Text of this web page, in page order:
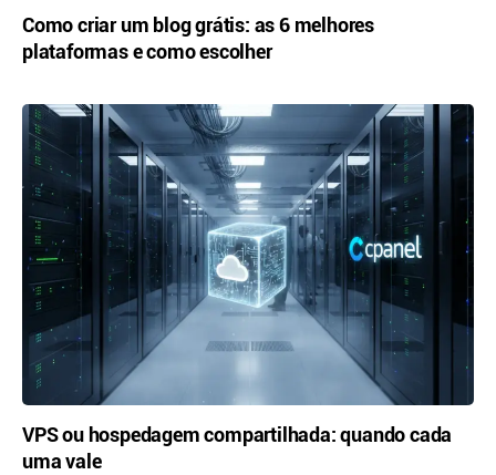
Como criar um blog grátis: as 6 melhores
plataformas e como escolher
VPS ou hospedagem compartilhada: quando cada
uma vale